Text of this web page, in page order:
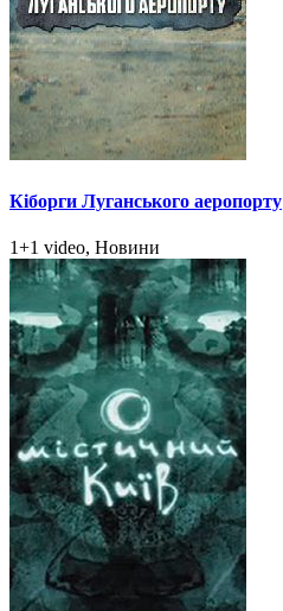
Кіборги Луганського аеропорту
1+1 video, Новини